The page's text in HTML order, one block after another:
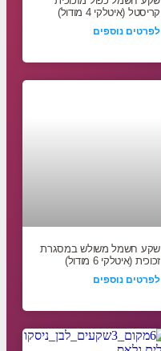
קריסטל (איטלקי 4 מודול)
לפרטים נוספים
שקע חשמל משולש במסגרת
זכוכית (איטלקי 6 מודול)
לפרטים נוספים